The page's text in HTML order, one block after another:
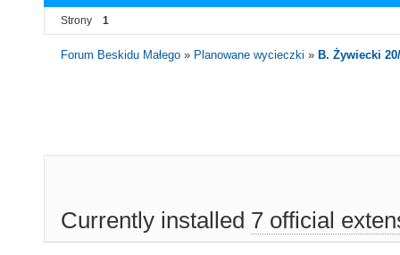
Strony 1
Forum Beskidu Małego » Planowane wycieczki » B. Żywiecki
Currently installed 7 official